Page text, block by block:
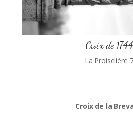
Croix de 1744
La Proiselière 7
Croix de la